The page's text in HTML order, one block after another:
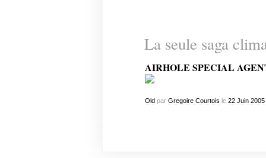
La seule saga
AIRHOLE SPECIAL
Oldpar Gregoire Courtois le 22 Juin 2005